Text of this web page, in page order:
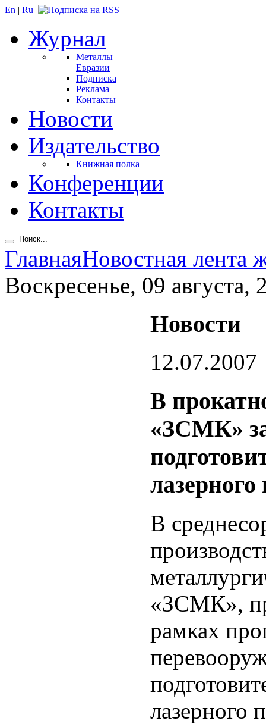
En | Ru
Журнал
Металлы
Евразии
Подписка
Реклама
Контакты
Новости
Издательство
Книжная полка
Конференции
Контакты
ГлавнаяНовостная лента
Воскресенье, 09 августа,
Новости
12.07.2007
В
«ЗСМК»
В
«ЗСМК»,
рамках
лазерного